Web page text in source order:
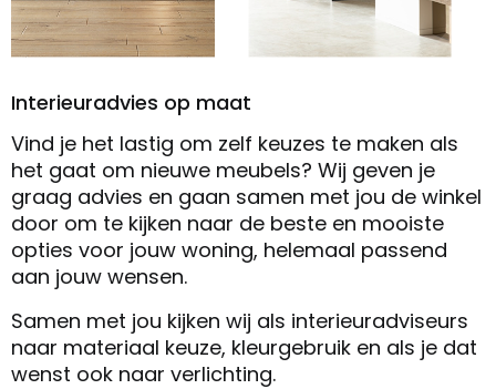
Interieuradvies op maat
Vind je het lastig om zelf keuzes te maken als
het gaat om nieuwe meubels? Wij geven je
graag advies en gaan samen met jou de winkel
door om te kijken naar de beste en mooiste
opties voor jouw woning, helemaal passend
aan jouw wensen.
Samen met jou kijken wij als interieuradviseurs
naar materiaal keuze, kleurgebruik en als je dat
wenst ook naar verlichting.